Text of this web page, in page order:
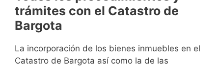
trámites con el Catastro de
Bargota
La incorporación de los bienes inmuebles en el
Catastro de Bargota así como la de las